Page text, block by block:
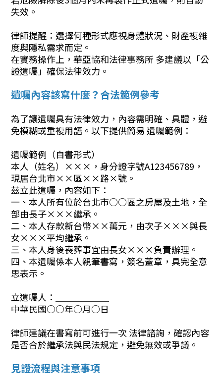
失效。
律師提醒：選擇何種形式應視身體狀況、財產複雜
度與隱私需求而定。
在實務操作上，華亞協和法律事務所 多建議以「公
證遺囑」確保法律效力。
遺囑內容該寫什麼？合法範例參考
為了讓遺囑具有法律效力，內容需明確、具體，避
免模糊或重複用語。以下提供簡易 遺囑範例：
遺囑範例（自書形式）
本人（姓名）×××，身分證字號A123456789，
現居台北市××區××路×號。
茲立此遺囑，內容如下：
一、本人所有位於台北市○○區之房屋及土地，全
部由長子×××繼承。
二、本人存款新台幣××萬元，由次子×××與長
女×××平均繼承。
三、本人身後喪葬事宜由長女×××負責辦理。
四、本遺囑係本人親筆書寫，簽名蓋章，具完全意
思表示。
立遺囑人：＿＿＿＿＿＿
中華民國○○年○月○日
律師建議在書寫前可進行一次 法律諮詢，確認內容
是否合於繼承法與民法規定，避免無效或爭議。
見證流程與注意事項